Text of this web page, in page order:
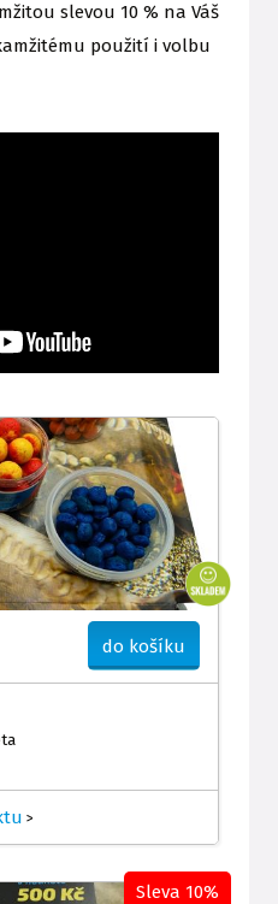
slevou 10 % na Váš
použití i volbu
do košíku
>
Sleva 10%